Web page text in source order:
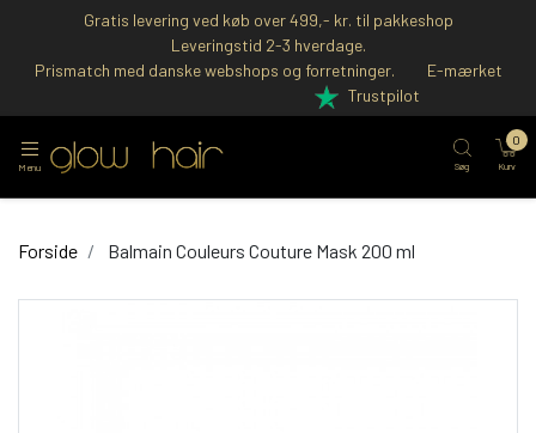
Gratis levering ved køb over 499,- kr. til pakkeshop
Leveringstid 2-3 hverdage.
Prismatch med danske webshops og forretninger.
E-mærket
Trustpilot
Menu Søg Kurv
0
Forside Balmain Couleurs Couture Mask 200 ml